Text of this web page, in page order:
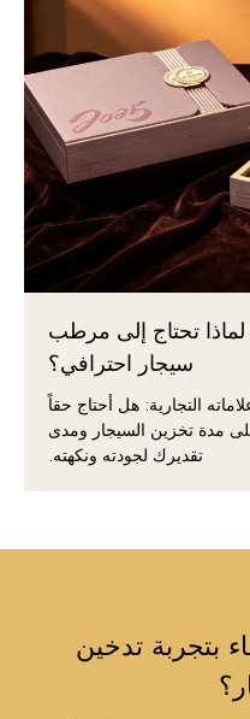
تحتاج إلى مرطب
سيجار احترافي؟
التجارية: هل أحتاج حقاً
مدة تخزين السيجار ومدى
تقديرك لجودته ونكهته.
بتجربة تدخين